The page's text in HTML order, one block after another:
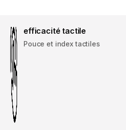
efficacité tactile
Pouce et index tactiles